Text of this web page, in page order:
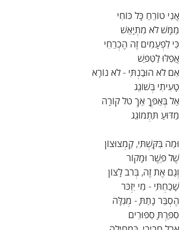
אֲנִי טוֹרֵחַ כָּל כּוֹחִי
מַמָּשׁ לֹא מִתְיָאֵשׁ
כִּי לִפְעָמִים זֶה הֶכְרֵחִי
אֲפִלּוּ לַטִּפֵּשׁ
אִם לֹא הוּבַנְתִּי - לֹא נוֹרָא
טָעִיתִי בְּשׁוֹגֵג
אַל בְּאַפְּךָ אַךְ טֹל קוֹרָה
מַדּוּעַ תִּתְמוֹגֵג
וּמַה בִּקַּשְׁתִּי, קַמְצוּצוֹן
שֶׁל פֵּשֶׁר וּמָקוֹר
וְגַם אֶת זֶה, בְּרֹב לָצוֹן
שָׁכַחְתִּי - מִי יִזְכֹּר
הֶסְבֵּר נָתַתָּ - מְגִלָּה
סִפַּרְתָּ סִפּוּרִים